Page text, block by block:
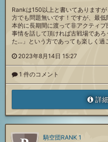
Rankは150以上と書いてあります
方でも問題無いです！ですが、最
本的に長期間に渡って非アクティブ
事情を話して頂ければ古戦場であろ
た…」という方であっても楽しく過
2023年8月14日 15:27
1 件のコメント
詳
騎空団RANK 1